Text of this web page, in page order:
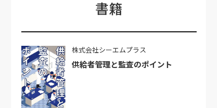
書籍
株式会社シーエムプラス
供給者管理と監査のポイント